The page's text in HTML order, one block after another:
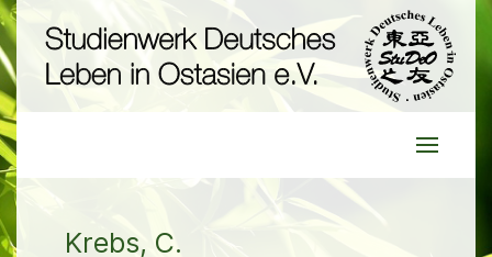
Krebs, C.